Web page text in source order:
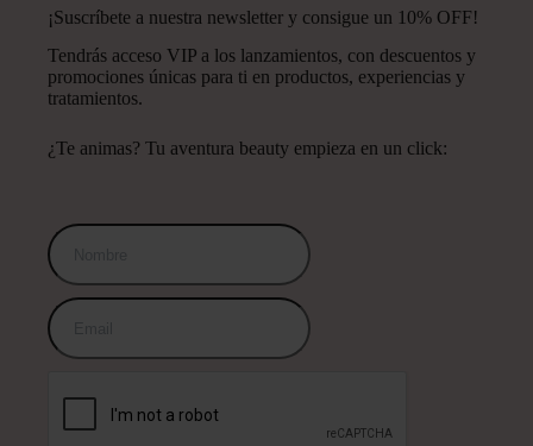
¡Suscríbete a nuestra newsletter y consigue un 10% OFF!
Tendrás acceso VIP a los lanzamientos, con descuentos y
promociones únicas para ti en productos, experiencias y
tratamientos.
¿Te animas? Tu aventura beauty empieza en un click: